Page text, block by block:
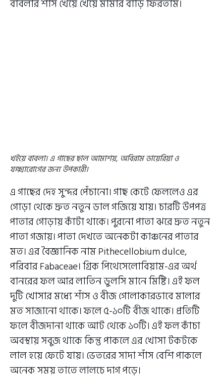
বাবলার শাঁস খেয়ে খেয়ে মামার বাড়ি ফিরতাম।
খইয়ে বাবলা। এ গাছের ছাল আমাশয়, অবিরাম ডায়েরিয়া ও
যক্ষ্মারোগের জন্য উপকারী।
এ গাছের দেহ সুন্দর পেঁচানো। গাছ কেটে ফেললেও এর
গোড়া থেকে দ্রুত নতুন ডাল গজিয়ে যায়। চারটি উপপত্র
পাতার গোড়ায় কাঁটা থাকে। পুরনো পাতা ঝরে দ্রুত নতুন
পাতা গজায়। পাতা দেখতে অনেকটা কাঞ্চনের পাতার
মত। এর বৈজ্ঞানিক নাম Pithecellobium dulce,
পরিবার Fabaceae। গ্রিক পিথেসেলোবিয়াম-এর অর্থ
বানরের ফল আর লাতিন ডুলসি মানে মিষ্টি। এই ফল
দুটি খোসার মধ্যে শাঁস ও বীজ গোলাকারভাবে মালার
মত সাজানো থাকে। ফলে ৫-১০টি বীজ থাকে। প্রতিটি
ফলে বীজদানা থাকে আট থেকে ১০টি। এই ফল কাঁচা
অবস্থায় সবুজ থাকে কিন্তু পাকলে এর খোসা টকটকে
লাল হয়ে ফেটে যায়। ভেতরের সাদা শাঁস বেশি পাকলে
অনেক সময় তাতে লালচে দাগ পড়ে।